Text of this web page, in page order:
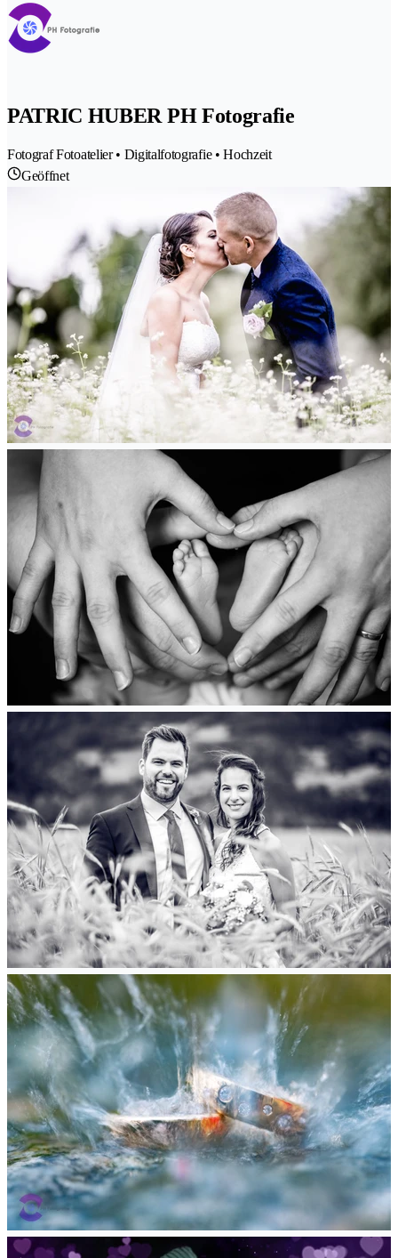
PATRIC HUBER PH Fotografie
Fotograf Fotoatelier • Digitalfotografie • Hochzeit
Geöffnet